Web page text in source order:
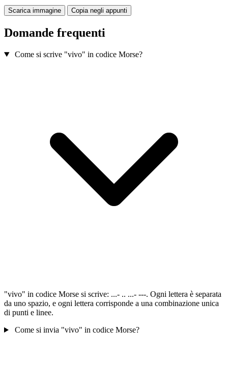
Scarica immagine Copia negli appunti
Domande frequenti
Come si scrive "vivo" in codice Morse?
"vivo" in codice Morse si scrive: ...- .. ...- ---. Ogni lettera è separata
da uno spazio, e ogni lettera corrisponde a una combinazione unica
di punti e linee.
Come si invia "vivo" in codice Morse?